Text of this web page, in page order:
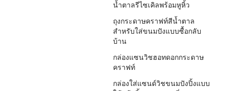
น้ำตาลรีไซเคิลพร้อมหูหิ้ว
ถุงกระดาษคราฟท์สีน้ำตาล
สำหรับใส่ขนมปังแบบซื้อกลับ
บ้าน
กล่องแซนวิชฮอทดอกกระดาษ
คราฟท์
กล่องใส่แซนด์วิชขนมปังปิ้งแบบ